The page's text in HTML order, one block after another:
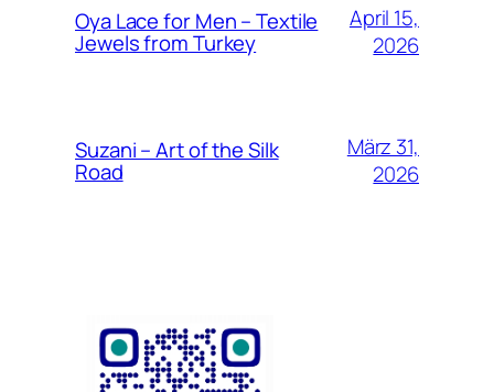
Oya Lace for Men – Textile
Jewels from Turkey
April 15,
2026
Suzani – Art of the Silk
Road
März 31,
2026